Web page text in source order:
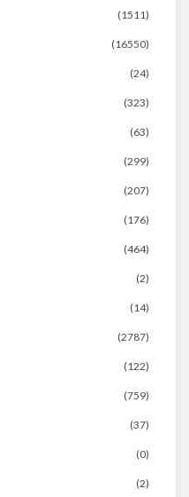
(1511)
(16550)
(24)
(323)
(63)
(299)
(207)
(176)
(464)
(2)
(14)
(2787)
(122)
(759)
(37)
(0)
(2)